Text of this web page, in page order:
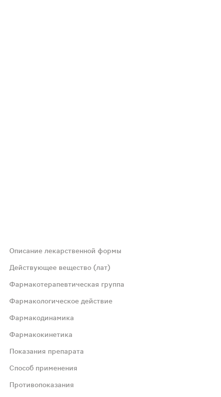
белого цвета "NUROFEN"; содержимое капсул -
действие. Механизм действия
Описание лекарственной формы
Действующее вещество (лат)
Фармакотерапевтическая группа
Фармакологическое действие
Фармакодинамика
Фармакокинетика
Показания препарата
Способ применения
Противопоказания